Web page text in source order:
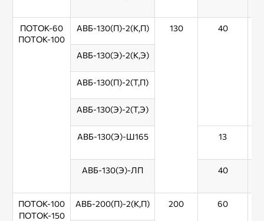
ПОТОК-60
ПОТОК-100
АВБ-130(П)-2(К,П) 130 40
АВБ-130(Э)-2(К,Э)
АВБ-130(П)-2(Т,П)
АВБ-130(Э)-2(Т,Э)
АВБ-130(Э)-Ш165 13
АВБ-130(Э)-ЛП 40
ПОТОК-100
ПОТОК-150
АВБ-200(П)-2(К,П) 200 60